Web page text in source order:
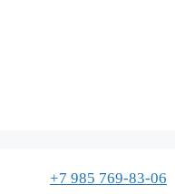
+7 985 769-83-06